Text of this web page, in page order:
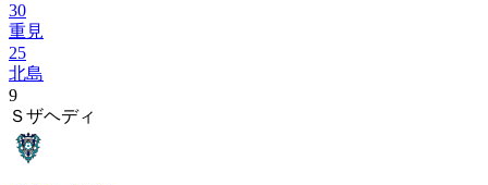
30
重見
25
北島
9
Ｓザヘディ